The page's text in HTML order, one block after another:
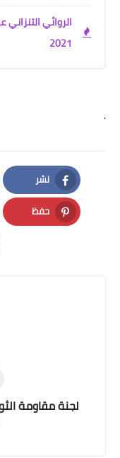
الروائي التنزاني
2021
.
نشر
Facebook
حفظ
Pinterest